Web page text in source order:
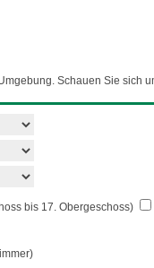
Schauen Sie sich
bis 17. Obergeschoss)